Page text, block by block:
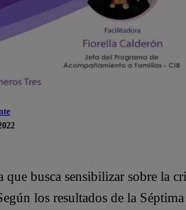
busca sensibilizar sobre la
los resultados de la